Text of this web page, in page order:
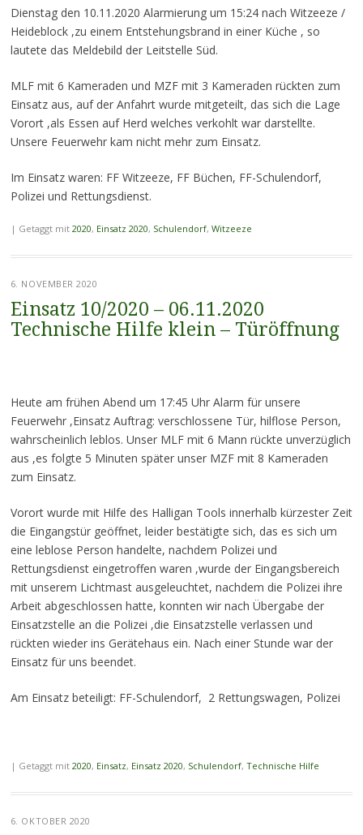
Dienstag den 10.11.2020 Alarmierung um 15:24 nach Witzeeze /
Heideblock ,zu einem Entstehungsbrand in einer Küche , so
lautete das Meldebild der Leitstelle Süd.
MLF mit 6 Kameraden und MZF mit 3 Kameraden rückten zum
Einsatz aus, auf der Anfahrt wurde mitgeteilt, das sich die Lage
Vorort ,als Essen auf Herd welches verkohlt war darstellte.
Unsere Feuerwehr kam nicht mehr zum Einsatz.
Im Einsatz waren: FF Witzeeze, FF Büchen, FF-Schulendorf,
Polizei und Rettungsdienst.
| Getaggt mit 2020, Einsatz 2020, Schulendorf, Witzeeze
6. NOVEMBER 2020
Einsatz 10/2020 – 06.11.2020
Technische Hilfe klein – Türöffnung
Heute am frühen Abend um 17:45 Uhr Alarm für unsere
Feuerwehr ,Einsatz Auftrag: verschlossene Tür, hilflose Person,
wahrscheinlich leblos. Unser MLF mit 6 Mann rückte unverzüglich
aus ,es folgte 5 Minuten später unser MZF mit 8 Kameraden
zum Einsatz.
Vorort wurde mit Hilfe des Halligan Tools innerhalb kürzester Zeit
die Eingangstür geöffnet, leider bestätigte sich, das es sich um
eine leblose Person handelte, nachdem Polizei und
Rettungsdienst eingetroffen waren ,wurde der Eingangsbereich
mit unserem Lichtmast ausgeleuchtet, nachdem die Polizei ihre
Arbeit abgeschlossen hatte, konnten wir nach Übergabe der
Einsatzstelle an die Polizei ,die Einsatzstelle verlassen und
rückten wieder ins Gerätehaus ein. Nach einer Stunde war der
Einsatz für uns beendet.
Am Einsatz beteiligt: FF-Schulendorf, 2 Rettungswagen, Polizei
| Getaggt mit 2020, Einsatz, Einsatz 2020, Schulendorf, Technische Hilfe
6. OKTOBER 2020